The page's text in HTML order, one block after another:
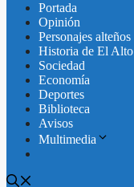
Portada
Opinión
Personajes alteños
Historia de El Alto
Sociedad
Economía
Deportes
Biblioteca
Avisos
Multimedia